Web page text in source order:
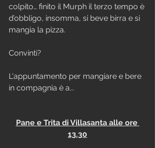
colpito… finito il Murph il terzo tempo è
d’obbligo, insomma, si beve birra e si
mangia la pizza.
Convinti?
L'appuntamento per mangiare e bere
in compagnia è a...
Pane e Trita di Villasanta alle ore
13.30